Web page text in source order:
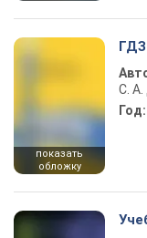
показать
обложку
С. А.
Год: